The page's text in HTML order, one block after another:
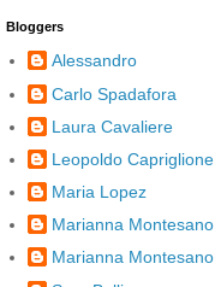
Bloggers
Alessandro
Carlo Spadafora
Laura Cavaliere
Leopoldo Capriglione
Maria Lopez
Marianna Montesano
Marianna Montesano